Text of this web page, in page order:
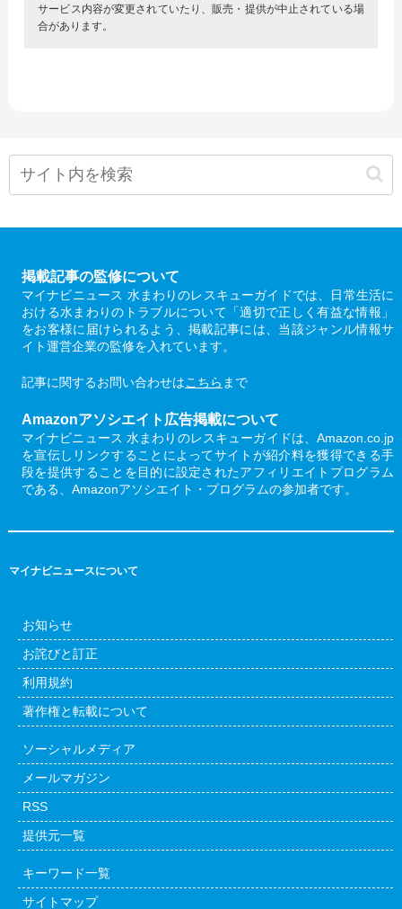
サービス内容が変更されていたり、販売・提供が中止されている場
合があります。
掲載記事の監修について
マイナビニュース 水まわりのレスキューガイドでは、日常生活に
おける水まわりのトラブルについて「適切で正しく有益な情報」
をお客様に届けられるよう、掲載記事には、当該ジャンル情報サ
イト運営企業の監修を入れています。
記事に関するお問い合わせはこちら まで
Amazonアソシエイト広告掲載について
マイナビニュース 水まわりのレスキューガイドは、Amazon.co.jp
を宣伝しリンクすることによってサイトが紹介料を獲得できる手
段を提供することを目的に設定されたアフィリエイトプログラム
である、Amazonアソシエイト・プログラムの参加者です。
マイナビニュースについて
お知らせ
お詫びと訂正
利用規約
著作権と転載について
ソーシャルメディア
メールマガジン
RSS
提供元一覧
キーワード一覧
サイトマップ